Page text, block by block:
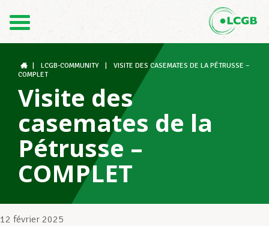
DE
Le LCGB
Structures syndicales
Assistance au Travail
LCGB-COMMUNITY
VISITE DES CASEMATES DE LA PÉTRUSSE –
COMPLET
Visite des
casemates de la
Pétrusse –
COMPLET
12 février 2025